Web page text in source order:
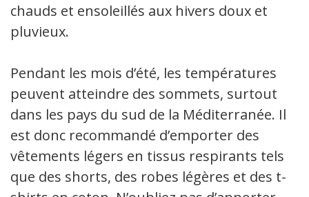
chauds et ensoleillés aux hivers doux et
pluvieux.
Pendant les mois d’été, les températures
peuvent atteindre des sommets, surtout
dans les pays du sud de la Méditerranée. Il
est donc recommandé d’emporter des
vêtements légers en tissus respirants tels
que des shorts, des robes légères et des t-